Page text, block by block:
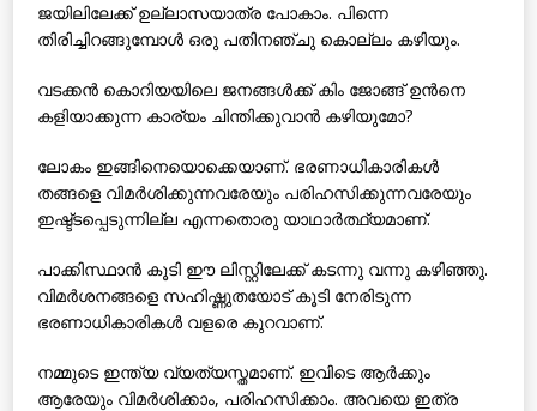
ജയിലിലേക്ക് ഉല്ലാസയാത്ര പോകാം. പിന്നെ
തിരിച്ചിറങ്ങുമ്പോള്‍ ഒരു പതിനഞ്ചു കൊല്ലം കഴിയും.
വടക്കന്‍ കൊറിയയിലെ ജനങ്ങള്‍ക്ക് കിം ജോങ്ങ് ഉന്‍നെ
കളിയാക്കുന്ന കാര്യം ചിന്തിക്കുവാന്‍ കഴിയുമോ?
ലോകം ഇങ്ങിനെയൊക്കെയാണ്. ഭരണാധികാരികള്‍
തങ്ങളെ വിമര്‍ശിക്കുന്നവരേയും പരിഹസിക്കുന്നവരേയും
ഇഷ്ട്ടപ്പെടുന്നില്ല എന്നതൊരു യാഥാര്‍ത്ഥ്യമാണ്.
പാക്കിസ്ഥാന്‍ കൂടി ഈ ലിസ്റ്റിലേക്ക് കടന്നു വന്നു കഴിഞ്ഞു.
വിമര്‍ശനങ്ങളെ സഹിഷ്ണുതയോട് കൂടി നേരിടുന്ന
ഭരണാധികാരികള്‍ വളരെ കുറവാണ്.
നമ്മുടെ ഇന്ത്യ വ്യത്യസ്തമാണ്. ഇവിടെ ആര്‍ക്കും
ആരേയും വിമര്‍ശിക്കാം, പരിഹസിക്കാം. അവയെ ഇത്ര